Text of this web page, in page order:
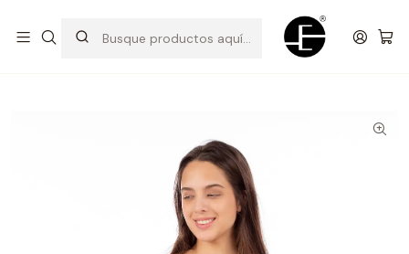
Prendas cómodas y exclusivas para renovar tu estilo
Short Clásico - Blanco